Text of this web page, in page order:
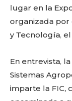
lugar en la
organizada por
y Tecnología, el
En entrevista,
Sistemas
imparte la FIC,